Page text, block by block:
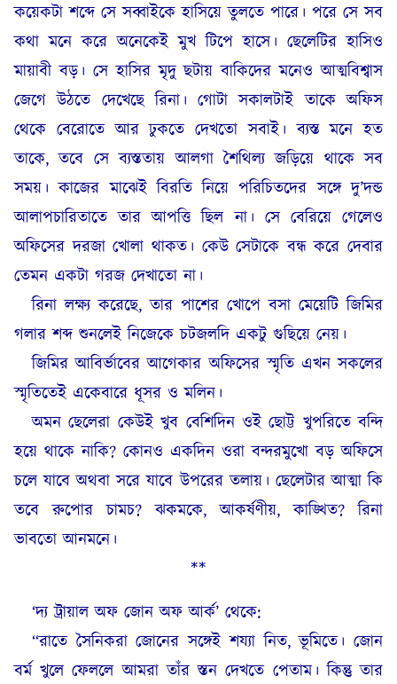
কয়েকটা শব্দে সে সব্বাইকে হাসিয়ে তুলতে পারে। পরে সে সব
কথা মনে করে অনেকেই মুখ টিপে হাসে। ছেলেটির হাসিও
মায়াবী বড়। সে হাসির মৃদু ছটায় বাকিদের মনেও আত্মবিশ্বাস
জেগে উঠতে দেখেছে রিনা। গোটা সকালটাই তাকে অফিস
থেকে বেরোতে আর ঢুকতে দেখতো সবাই। ব্যস্ত মনে হত
তাকে, তবে সে ব্যস্ততায় আলগা শৈথিল্য জড়িয়ে থাকে সব
সময়। কাজের মাঝেই বিরতি নিয়ে পরিচিতদের সঙ্গে দু’দন্ড
আলাপচারিতাতে তার আপত্তি ছিল না। সে বেরিয়ে গেলেও
অফিসের দরজা খোলা থাকত। কেউ সেটাকে বন্ধ করে দেবার
তেমন একটা গরজ দেখাতো না।
রিনা লক্ষ্য করেছে, তার পাশের খোপে বসা মেয়েটি জিমির
গলার শব্দ শুনলেই নিজেকে চটজলদি একটু গুছিয়ে নেয়।
জিমির আবির্ভাবের আগেকার অফিসের স্মৃতি এখন সকলের
স্মৃতিতেই একেবারে ধূসর ও মলিন।
অমন ছেলেরা কেউই খুব বেশিদিন ওই ছোট্ট খুপরিতে বন্দি
হয়ে থাকে নাকি? কোনও একদিন ওরা বন্দরমুখো বড় অফিসে
চলে যাবে অথবা সরে যাবে উপরের তলায়। ছেলেটার আত্মা কি
তবে রুপোর চামচ? ঝকমকে, আকর্ষণীয়, কাঙ্খিত? রিনা
ভাবতো আনমনে।
**
‘দ্য ট্রায়াল অফ জোন অফ আর্ক’ থেকে:
“রাতে সৈনিকরা জোনের সঙ্গেই শয্যা নিত, ভূমিতে। জোন
বর্ম খুলে ফেললে আমরা তাঁর স্তন দেখতে পেতাম। কিন্তু তার